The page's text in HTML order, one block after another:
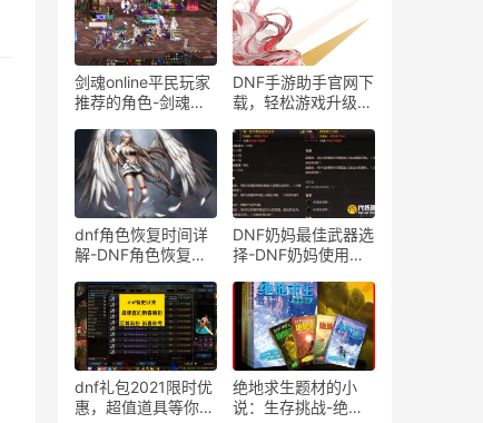
剑魂online平民玩家
推荐的角色-剑魂
玩哪个角色
DNF手游助手官网下
载，轻松游戏升级-
手官网提升游戏体验
dnf角色恢复时间详
解-DNF角色恢复功
DNF奶妈最佳武器选
择-DNF奶妈使用什
dnf礼包2021限时优
惠，超值道具等你来
绝地求生题材的小
说：生存挑战-绝地